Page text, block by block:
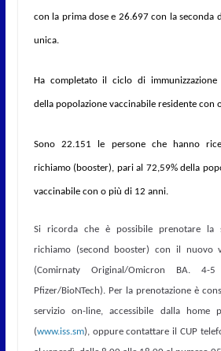
con la prima dose e 26.697 con la seconda
unica.
Ha completato il ciclo di
della popolazione vaccinabile residente con
Sono22.151 le persone che hanno
richiamo (booster), pari al 72,59% della
vaccinabile con o più di 12 anni.
Si ricorda che è possibile prenotare la
richiamo (second booster) con il nuovo
(Comirnaty Original/Omicron BA. 4-
Pfizer/BioNTech). Per la prenotazione è
servizio on-line, accessibile dalla home
(www.iss.sm), oppure contattare il CUP